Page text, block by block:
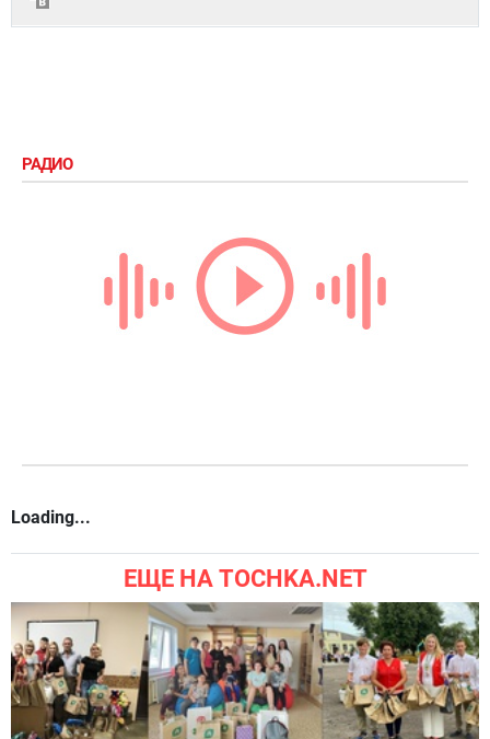
РАДИО
Loading...
ЕЩЕ НА TOCHKA.NET